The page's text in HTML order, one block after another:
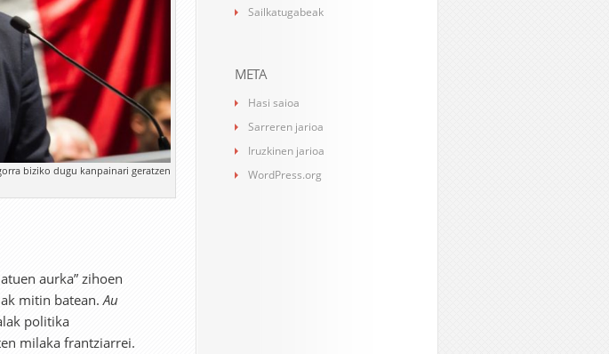
biziko dugu kanpainari geratzen
aurka” zihoen
mitin batean.Au
politika
milaka frantziarrei.
Sailkatugabeak
META
Hasi saioa
Sarreren jarioa
Iruzkinen jarioa
WordPress.org